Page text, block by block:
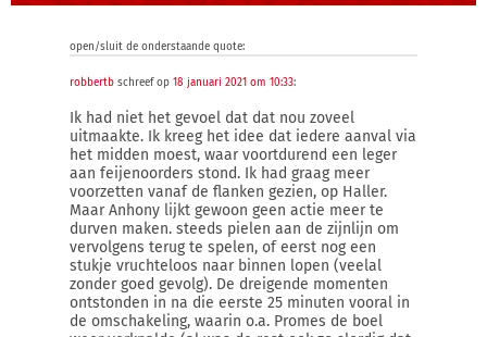
open/sluit de onderstaande quote:
robbertb schreef op 18 januari 2021 om 10:33:
Ik had niet het gevoel dat dat nou zoveel
uitmaakte. Ik kreeg het idee dat iedere aanval via
het midden moest, waar voortdurend een leger
aan feijenoorders stond. Ik had graag meer
voorzetten vanaf de flanken gezien, op Haller.
Maar Anhony lijkt gewoon geen actie meer te
durven maken. steeds pielen aan de zijnlijn om
vervolgens terug te spelen, of eerst nog een
stukje vruchteloos naar binnen lopen (veelal
zonder goed gevolg). De dreigende momenten
ontstonden in na die eerste 25 minuten vooral in
de omschakeling, waarin o.a. Promes de boel